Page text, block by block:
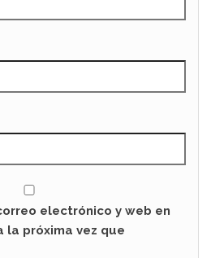
electrónico y web en
la próxima vez que